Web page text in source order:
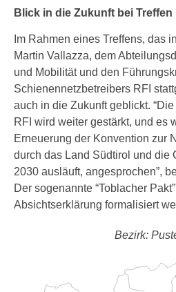
Blick in die Zukunft bei Treffen
Im Rahmen eines Treffens, das
Martin Vallazza, dem
und Mobilität und den
Schienennetzbetreibers RFI
auch in die Zukunft geblickt.
RFI wird weiter gestärkt, und es
Erneuerung der Konvention zur
durch das Land Südtirol und die
2030 ausläuft, angesprochen”,
Der sogenannte “Toblacher
Absichtserklärung formalisiert
Bezirk: